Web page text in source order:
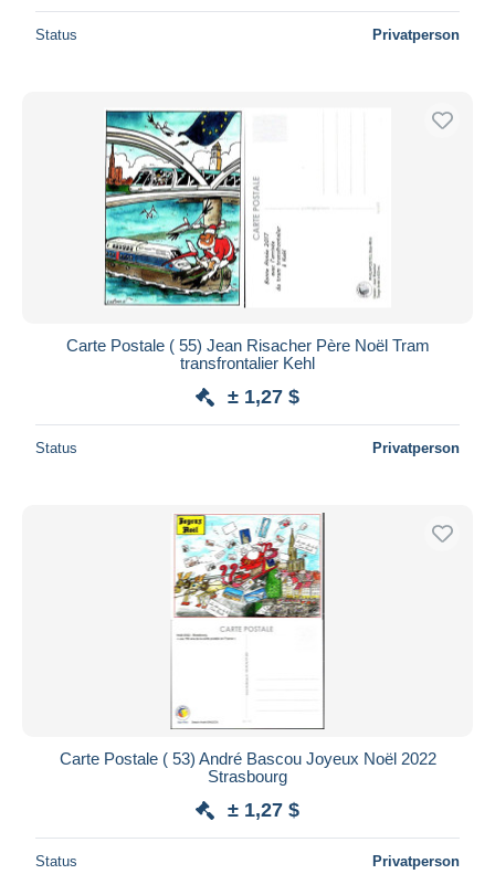
Status Privatperson
Carte Postale ( 55) Jean Risacher Père Noël Tram
transfrontalier Kehl
± 1,27 $
Status Privatperson
Carte Postale ( 53) André Bascou Joyeux Noël 2022
Strasbourg
± 1,27 $
Status Privatperson